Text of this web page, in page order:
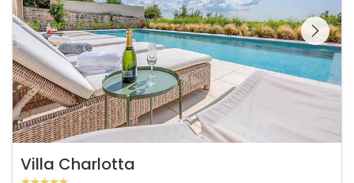
Guardate l'intera
galleria sulla
Villa Charlotta